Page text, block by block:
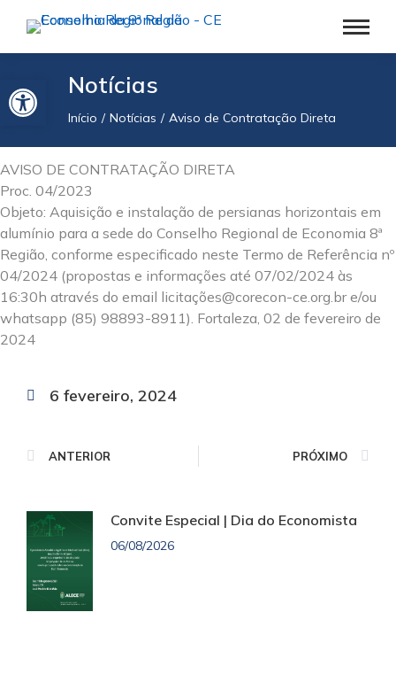
Barra de Ferramentas AbertaNotícias
Você está aqui:
Início Notícias Aviso de Contratação Direta
AVISO DE CONTRATAÇÃO DIRETA
Proc. 04/2023
Objeto: Aquisição e instalação de persianas horizontais em
alumínio para a sede do Conselho Regional de Economia 8ª
Região, conforme especificado neste Termo de Referência nº
04/2024 (propostas e informações até 07/02/2024 às
16:30h através do email licitações@corecon-ce.org.br e/ou
whatsapp (85) 98893-8911). Fortaleza, 02 de fevereiro de
2024
6 fevereiro, 2024
ANTERIOR PRÓXIMO
Convite Especial | Dia do Economista
06/08/2026